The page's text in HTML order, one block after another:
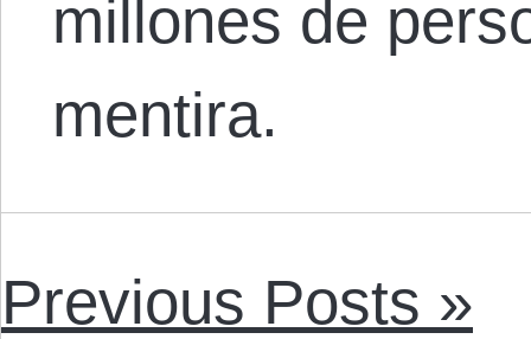
millones de
mentira.
Previous Posts »